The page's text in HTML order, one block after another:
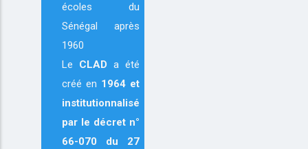
écoles du
Sénégal après
1960
Le CLAD a été
créé en 1964 et
institutionnalisé
par le décret n°
66-070 du 27